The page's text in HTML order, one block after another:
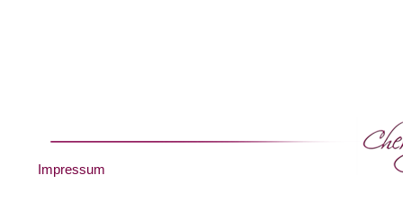
Impressum